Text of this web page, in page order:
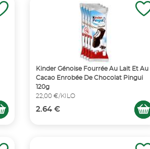
Kinder Génoise Fourrée Au Lait Et Au
Cacao Enrobée De Chocolat Pingui
120g
22,00 €/KILO
2.64 €